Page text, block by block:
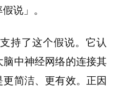
说」。
持了这个假说。它认
中神经网络的连接其
简洁、更有效。正因